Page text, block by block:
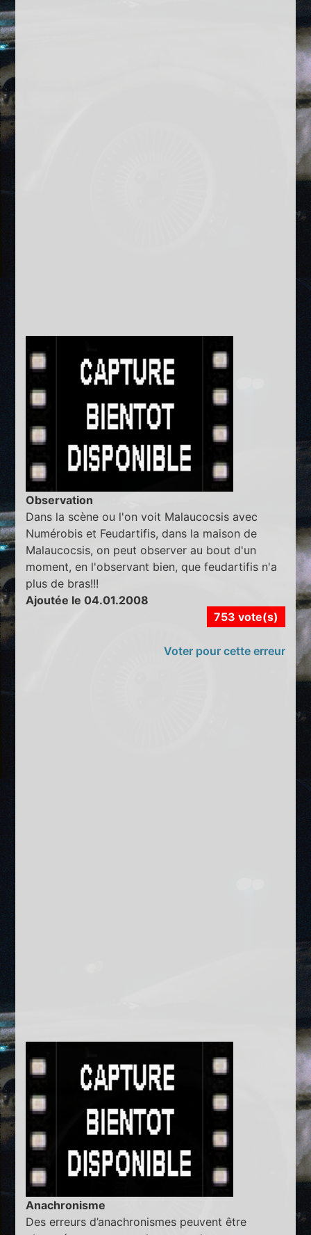
Observation
Dans la scène ou l'on voit Malaucocsis avec
Numérobis et Feudartifis, dans la maison de
Malaucocsis, on peut observer au bout d'un
moment, en l'observant bien, que feudartifis n'a
plus de bras!!!
Ajoutée le 04.01.2008
753 vote(s)
Voter pour cette erreur
Anachronisme
Des erreurs d’anachronismes peuvent être